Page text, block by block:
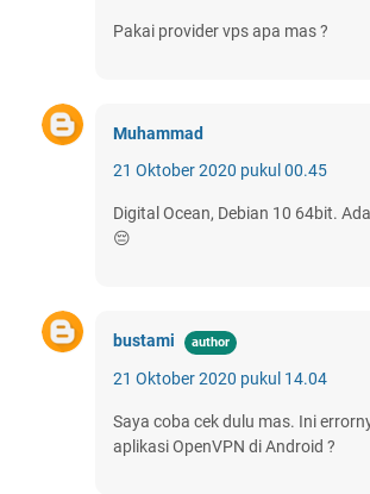
Pakai provider vps apa mas ?
Muhammad
21 Oktober 2020 pukul 00.45
Digital Ocean, Debian 10 64bit.
😔
bustami
21 Oktober 2020 pukul 14.04
Saya coba cek dulu mas. Ini
aplikasi OpenVPN di Android ?